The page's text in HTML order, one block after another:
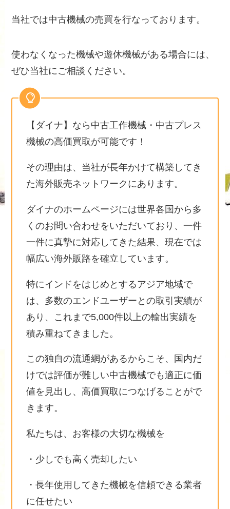
当社では中古機械の売買を行なっております。
使わなくなった機械や遊休機械がある場合には、
ぜひ当社にご相談ください。
【ダイナ】なら中古工作機械・中古プレス
機械の高価買取が可能です！
その理由は、当社が長年かけて構築してき
た海外販売ネットワークにあります。
ダイナのホームページには世界各国から多
くのお問い合わせをいただいており、一件
一件に真摯に対応してきた結果、現在では
幅広い海外販路を確立しています。
特にインドをはじめとするアジア地域で
は、多数のエンドユーザーとの取引実績が
あり、これまで5,000件以上の輸出実績を
積み重ねてきました。
この独自の流通網があるからこそ、国内だ
けでは評価が難しい中古機械でも適正に価
値を見出し、高価買取につなげることがで
きます。
私たちは、お客様の大切な機械を
・少しでも高く売却したい
・長年使用してきた機械を信頼できる業者
に任せたい